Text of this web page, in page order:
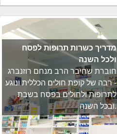
מדריך כשרות תרופות לפסח
ולכל השנה
חוברת שחיבר הרב מנחם רוזנברג
- רבה של קופת חולים הכללית ונוגע
לתרופות ולחולים בפסח בשבת
ובכל השנה.